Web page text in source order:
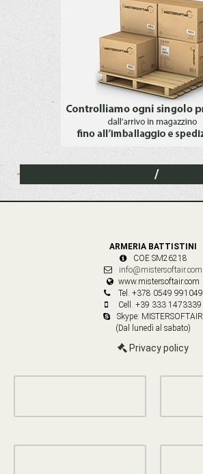
/
ARMERIA BATTISTINI
COE SM26218
info@mistersoftair.com
www.mistersoftair.com
Tel. +378 0549 991049
Cell. +39 333 1473339
Skype: MISTERSOFTAIR
(Dal lunedì al sabato)
Privacy policy